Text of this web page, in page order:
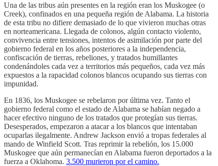
Una de las tribus aún presentes en la región eran los Muskogee (o
Creek), confinados en una pequeña región de Alabama. La historia
de esta tribu no difiere demasiado de lo que vivieron muchas otras
en norteamericana. Llegada de colonos, algún contacto violento,
convivencia entre tensiones, intentos de asimilación por parte del
gobierno federal en los años posteriores a la independencia,
confiscación de tierras, rebeliones, y tratados humillantes
condenándoles cada vez a territorios más pequeños, cada vez más
expuestos a la rapacidad colonos blancos ocupando sus tierras con
impunidad.
En 1836, los Muskogee se rebelaron por última vez. Tanto el
gobierno federal como el estado de Alabama se habían negado a
hacer efectivo ninguno de los tratados que protegían sus tierras.
Desesperados, empezaron a atacar a los blancos que intentaban
ocuparlas ilegalmente. Andrew Jackson envió a tropas federales al
mando de Winfield Scott. Tras reprimir la rebelión, los 15.000
Muskogee que aún permanecían en Alabama fueron deportados a la
fuerza a Oklahoma. 3.500 murieron por el camino.